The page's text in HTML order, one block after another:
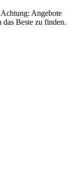
Angebote
Beste zu finden.